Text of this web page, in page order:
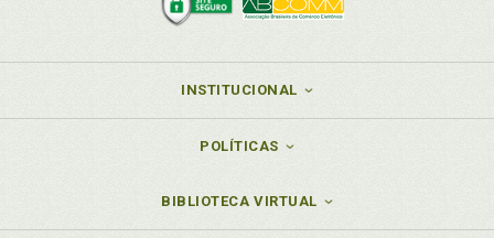
INSTITUCIONAL
POLÍTICAS
BIBLIOTECA VIRTUAL